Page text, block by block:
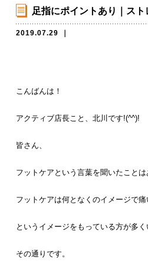
足指にポイントあり｜ス
2019.07.29
こんばんは！
アクティブ店長こと、北川です!(^^)!
皆さん、
フットケアという言葉を聞いたことは
フットケアは何となくのイメージで痛
というイメージをもっている方が多く
その通りです。